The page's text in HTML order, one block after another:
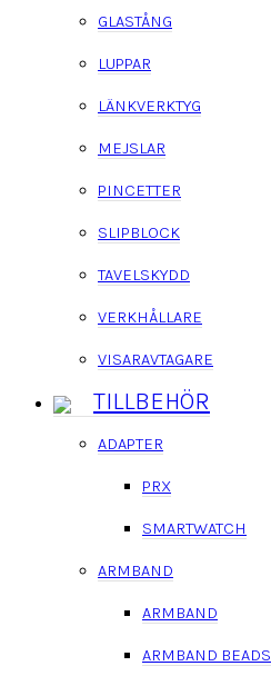
GLASTÅNG
LUPPAR
LÄNKVERKTYG
MEJSLAR
PINCETTER
SLIPBLOCK
TAVELSKYDD
VERKHÅLLARE
VISARAVTAGARE
TILLBEHÖR
ADAPTER
PRX
SMARTWATCH
ARMBAND
ARMBAND
ARMBAND BEADS